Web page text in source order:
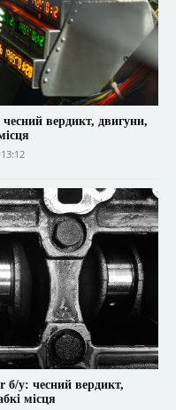
вердикт, двигуни,
б/у: чесний вердикт,
місця